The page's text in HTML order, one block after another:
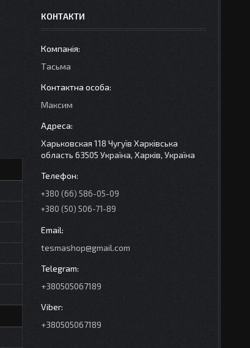
КОНТАКТИ
Тасьма
Максим
Харьковская 118 Чугуїв Харківська
область 63505 Україна, Харків, Україна
+380 (66) 586-05-09
+380 (50) 506-71-89
tesmashop@gmail.com
+380505067189
+380505067189